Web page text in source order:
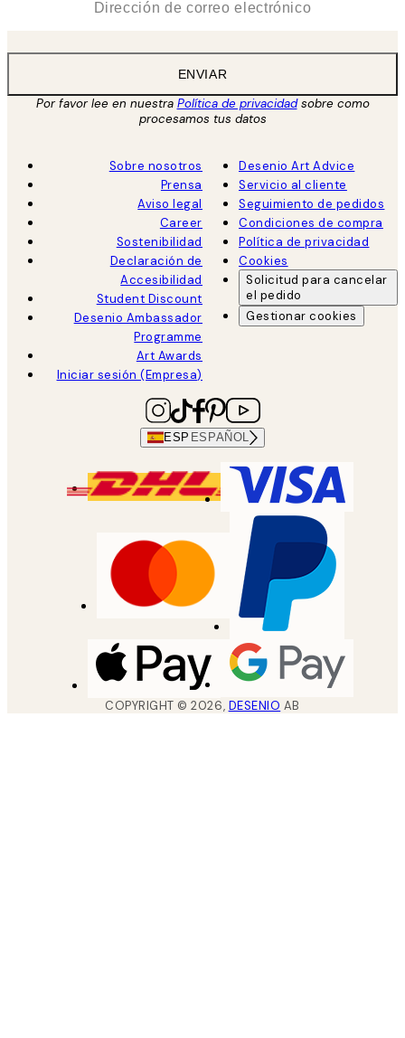
ENVIAR
Por favor lee en nuestra Política de privacidadsobre como
procesamos tus datos
Sobre nosotros
Prensa
Aviso legal
Career
Sostenibilidad
Declaración de
Accesibilidad
Student Discount
Desenio Ambassador
Programme
Art Awards
Iniciar sesión (Empresa)
Desenio Art Advice
Servicio al cliente
Seguimiento de pedidos
Condiciones de compra
Política de privacidad
Cookies
Solicitud para cancelar
el pedido
Gestionar cookies
ESP ESPAÑOL
COPYRIGHT ©2026, DESENIO AB